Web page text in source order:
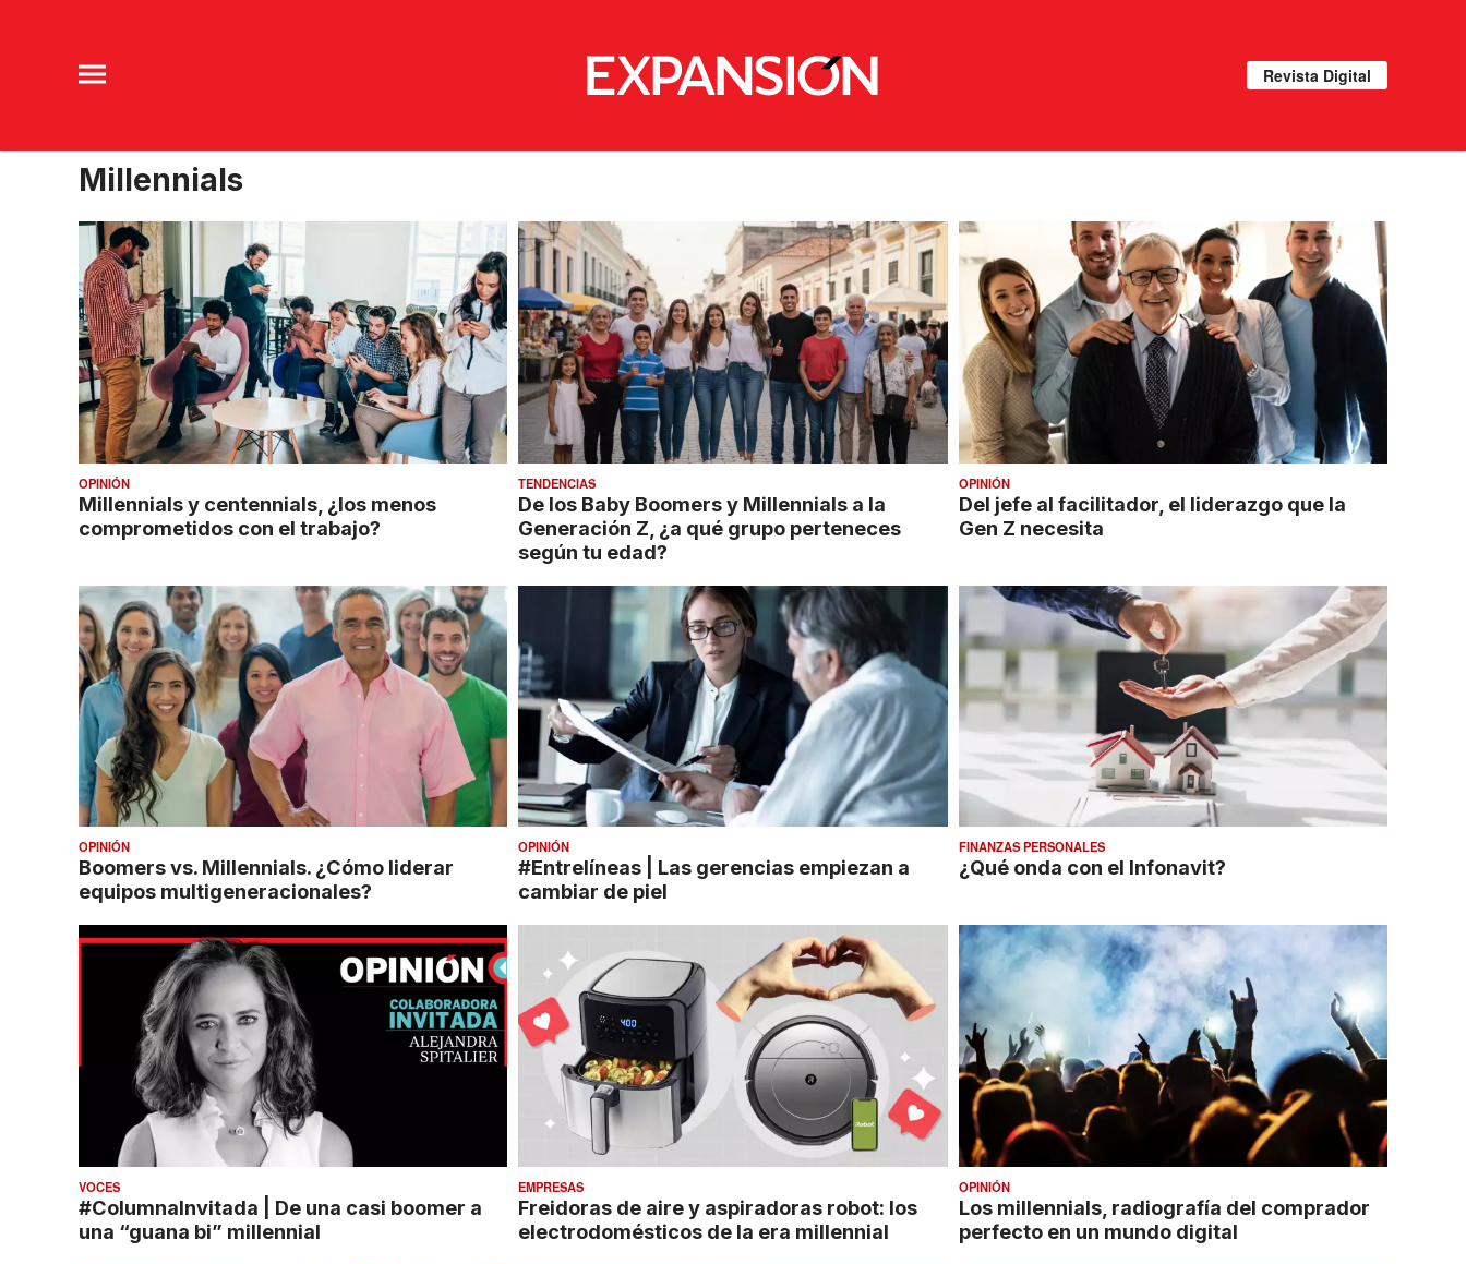
Revista Digital
Millennials
OPINIÓN
Millennials y centennials, ¿los menos
comprometidos con el trabajo?
TENDENCIAS
De los Baby Boomers y Millennials a la
Generación Z, ¿a qué grupo perteneces
según tu edad?
OPINIÓN
Del jefe al facilitador, el liderazgo que la
Gen Z necesita
OPINIÓN
Boomers vs. Millennials. ¿Cómo liderar
equipos multigeneracionales?
OPINIÓN
#Entrelíneas | Las gerencias empiezan a
cambiar de piel
FINANZAS PERSONALES
¿Qué onda con el Infonavit?
VOCES
#ColumnaInvitada | De una casi boomer a
una “guana bi” millennial
EMPRESAS
Freidoras de aire y aspiradoras robot: los
electrodomésticos de la era millennial
OPINIÓN
Los millennials, radiografía del comprador
perfecto en un mundo digital